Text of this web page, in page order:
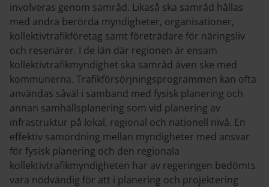
involveras genom samråd. Likaså ska samråd hållas
med andra berörda myndigheter, organisationer,
kollektivtrafikföretag samt företrädare för näringsliv
och resenärer. I de län där regionen är ensam
kollektivtrafikmyndighet ska samråd även ske med
kommunerna. Trafikförsörjningsprogrammen kan ofta
användas såväl i samband med fysisk planering och
annan samhällsplanering som vid planering av
infrastruktur på lokal, regional och nationell nivå. En
effektiv samordning mellan myndigheter med ansvar
för fysisk planering och den regionala
kollektivtrafikmyndigheten har av regeringen bedömts
vara nödvändig för att i planering och projektering